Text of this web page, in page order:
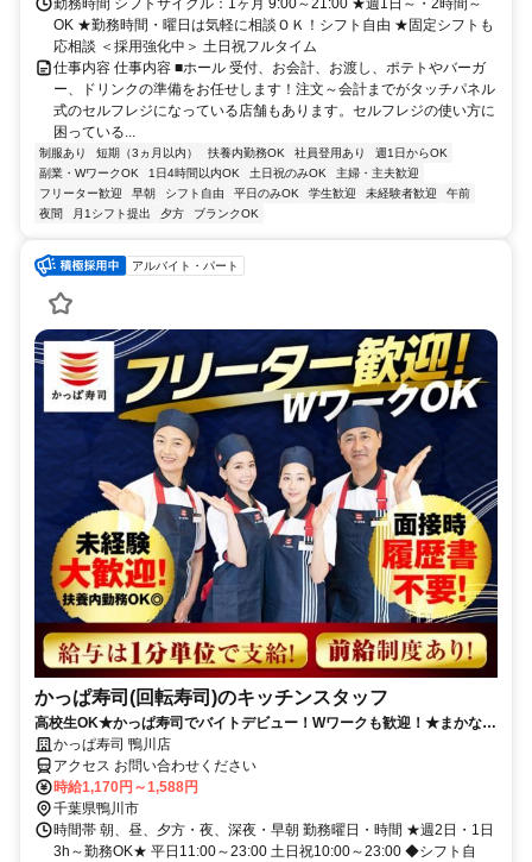
勤務時間 シフトサイクル：1ヶ月 9:00～21:00 ★週1日～・2時間～
OK ★勤務時間・曜日は気軽に相談ＯＫ！シフト自由 ★固定シフトも
応相談 ＜採用強化中＞ 土日祝フルタイム
仕事内容 仕事内容 ■ホール 受付、お会計、お渡し、ポテトやバーガ
ー、ドリンクの準備をお任せします！注文～会計までがタッチパネル
式のセルフレジになっている店舗もあります。セルフレジの使い方に
困っている...
制服あり 短期（3ヵ月以内） 扶養内勤務OK 社員登用あり
週1日からOK
副業・WワークOK
1日4時間以内OK 土日祝のみOK
主婦・主夫歓迎
フリーター歓迎
早朝 シフト自由 平日のみOK 学生歓迎 未経験者歓迎
午前
夜間
月1シフト提出 夕方 ブランクOK
アルバイト・パート
かっぱ寿司(回転寿司)のキッチンスタッフ
高校生OK★かっぱ寿司でバイトデビュー！Wワークも歓迎！★まかない
有★短時間OK★履歴書不要
かっぱ寿司 鴨川店
アクセス お問い合わせください
時給1,170円～1,588円
千葉県鴨川市
時間帯 朝、昼、夕方・夜、深夜・早朝 勤務曜日・時間 ★週2日・1日
3h～勤務OK★ 平日11:00～23:00 土日祝10:00～23:00 ◆シフト自